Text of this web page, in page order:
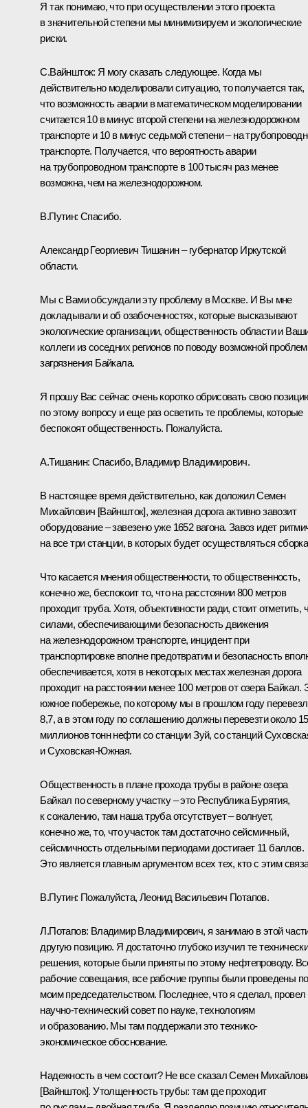
Я так понимаю, что при осуществлении этого проекта
в значительной степени мы минимизируем и экологические
риски.
С.Вайншток: Я могу сказать следующее. Когда мы
действительно моделировали ситуацию, то получается так,
что возможность аварии в математическом моделировании
считается 10 в минус второй степени на железнодорожном
транспорте и 10 в минус седьмой степени – на
транспорте. Получается, что вероятность аварии
на трубопроводном транспорте в 100 тысяч раз менее
возможна, чем на железнодорожном.
В.Путин: Спасибо.
Александр Георгиевич Тишанин – губернатор Иркутской
области.
Мы с Вами обсуждали эту проблему в Москве. И Вы мне
докладывали и об озабоченностях, которые высказывают
экологические организации, общественность области и
коллеги из соседних регионов по поводу возможной
загрязнения Байкала.
Я прошу Вас сейчас очень коротко обрисовать свою
по этому вопросу и еще раз осветить те проблемы, которые
беспокоят общественность. Пожалуйста.
А.Тишанин: Спасибо, Владимир Владимирович.
В настоящее время действительно, как доложил Семен
Михайлович [Вайншток], железная дорога активно завозит
оборудование – завезено уже 1652 вагона. Завоз идет
на все три станции, в которых будет осуществляться
Что касается мнения общественности, то общественность,
конечно же, беспокоит то, что на расстоянии 800 метров
проходит труба. Хотя, объективности ради, стоит отметить,
силами, обеспечивающими безопасность движения
на железнодорожном транспорте, инцидент при
транспортировке вполне предотвратим и безопасность
обеспечивается, хотя в некоторых местах железная дорога
проходит на расстоянии менее 100 метров от озера Байкал.
южное побережье, по которому мы в прошлом году
8,7, а в этом году по соглашению должны перевезти около 15
миллионов тонн нефти со станции Зуй, со станций
и Суховская-Южная.
Общественность в плане прохода трубы в районе озера
Байкал по северному участку – это Республика Бурятия,
к сожалению, там наша труба отсутствует – волнует,
конечно же, то, что участок там достаточно сейсмичный,
сейсмичность отдельными периодами достигает 11 баллов.
Это является главным аргументом всех тех, кто с этим
В.Путин: Пожалуйста, Леонид Васильевич Потапов.
Л.Потапов: Владимир Владимирович, я занимаю в этой
другую позицию. Я достаточно глубоко изучил те
решения, которые были приняты по этому нефтепроводу.
рабочие совещания, все рабочие группы были проведены
моим председательством. Последнее, что я сделал, провел
научно-технический совет по науке, технологиям
и образованию. Мы там поддержали это технико-
экономическое обоснование.
Надежность в чем состоит? Не все сказал Семен
[Вайншток]. Утолщенность трубы: там где проходит